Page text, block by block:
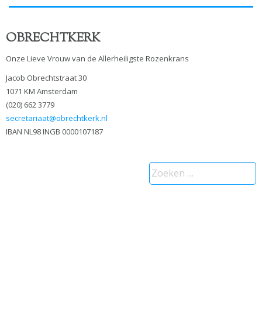
OBRECHTKERK
Onze Lieve Vrouw van de Allerheiligste Rozenkrans
Jacob Obrechtstraat 30
1071 KM Amsterdam
(020) 662 3779
secretariaat@obrechtkerk.nl
IBAN NL98 INGB 0000107187
Zoeken
naar: